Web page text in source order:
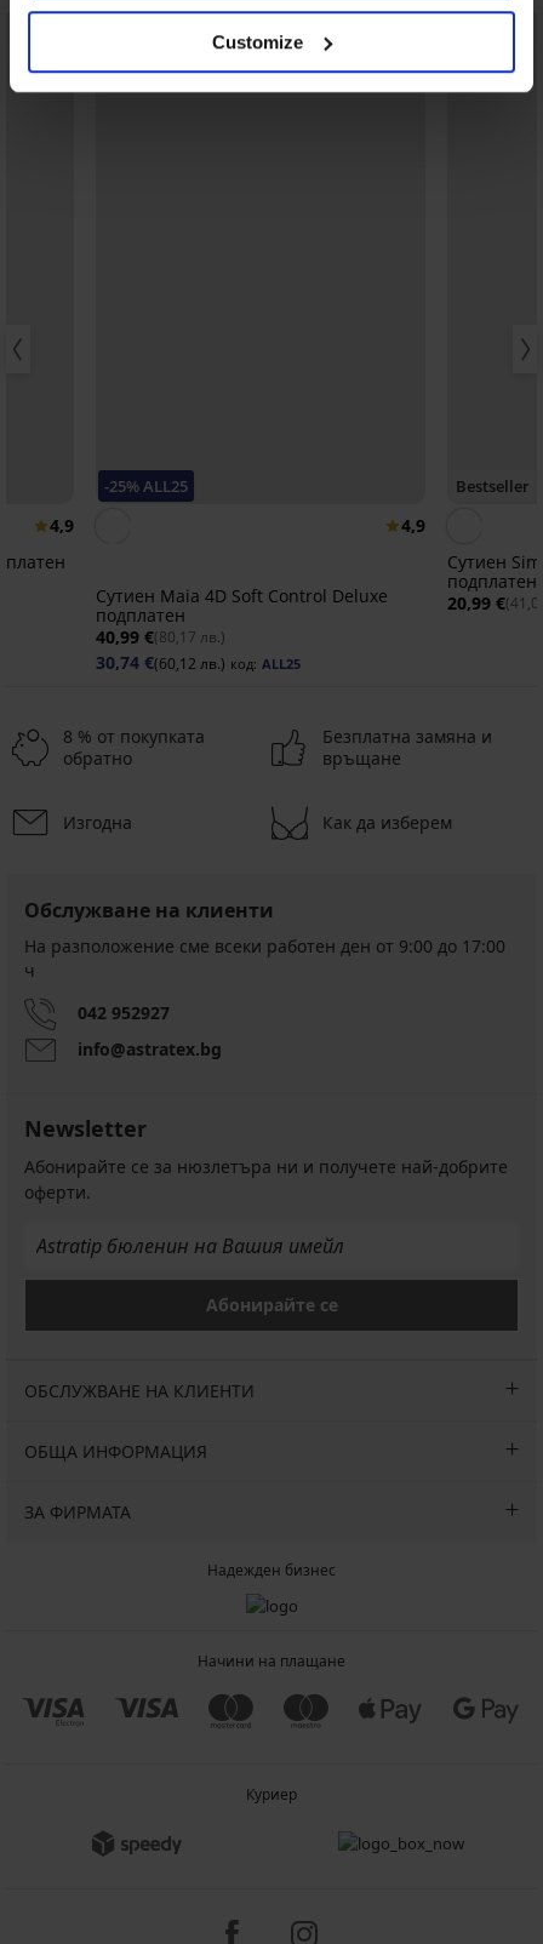
Customize
4,9
-25% ALL25
4,9
Сутиен Maia 4D Soft Control Deluxe
подплатен
40,99 €(80,17 лв.)
30,74 €(60,12 лв.) код: ALL25
Bestseller
Сутиен
подплатен
20,99 €
8 % от покупката
обратно
Безплатна замяна и
връщане
Изгодна Как да изберем
Обслужване на клиенти
На разположение сме всеки работен ден от 9:00 до 17:00
ч
042 952927
info@astratex.bg
Newsletter
Абонирайте се за нюзлетъра ни и получете най-добрите
оферти.
Абонирайте се
ОБСЛУЖВАНЕ НА КЛИЕНТИ
ОБЩА ИНФОРМАЦИЯ
ЗА ФИРМАТА
Надежден бизнес
Начини на плащане
Куриер